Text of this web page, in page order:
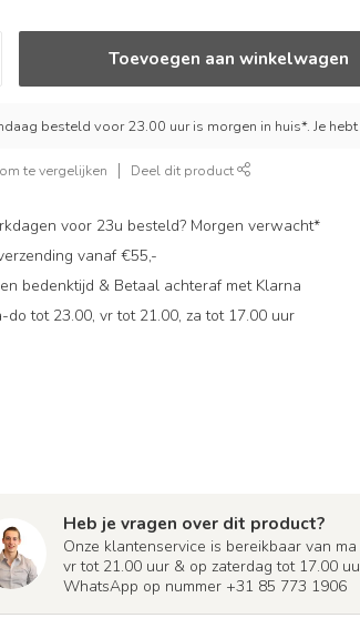
Toevoegen aan winkelwagen
besteld voor 23.00 uur is morgen in huis*. Je
te vergelijken Deel dit product
voor 23u besteld? Morgen verwacht*
vanaf €55,-
bedenktijd & Betaal achteraf met Klarna
do tot 23.00, vr tot 21.00, za tot 17.00 uur
Heb je vragen over dit product?
Onze klantenservice is bereikbaar van
vr tot 21.00 uur & op zaterdag tot 17.00
WhatsApp op nummer +31 85 773 1906